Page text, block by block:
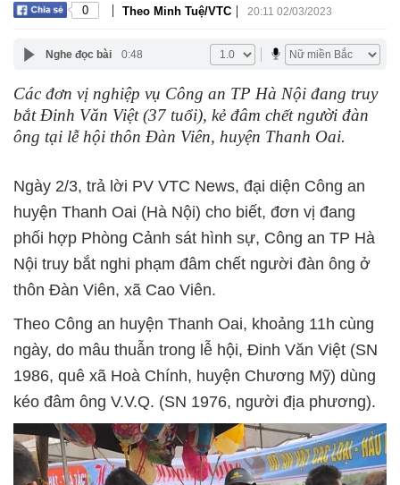
0 | Theo Minh Tuệ/VTC | 20:11 02/03/2023
Nghe đọc bài 0:48
Các đơn vị nghiệp vụ Công an TP Hà Nội đang truy
bắt Đinh Văn Việt (37 tuổi), kẻ đâm chết người đàn
ông tại lễ hội thôn Đàn Viên, huyện Thanh Oai.
Ngày 2/3, trả lời PV VTC News, đại diện Công an
huyện Thanh Oai (Hà Nội) cho biết, đơn vị đang
phối hợp Phòng Cảnh sát hình sự, Công an TP Hà
Nội truy bắt nghi phạm đâm chết người đàn ông ở
thôn Đàn Viên, xã Cao Viên.
Theo Công an huyện Thanh Oai, khoảng 11h cùng
ngày, do mâu thuẫn trong lễ hội, Đinh Văn Việt (SN
1986, quê xã Hoà Chính, huyện Chương Mỹ) dùng
kéo đâm ông V.V.Q. (SN 1976, người địa phương).